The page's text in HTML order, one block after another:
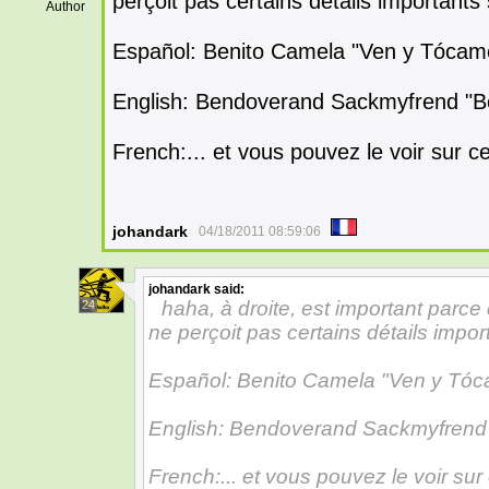
Author
Español: Benito Camela "Ven y
English: Bendoverand Sackmyfrend
French:... et vous pouvez le voir sur
johandark 04/18/2011 08:59:06
24
johandark said:
haha, à droite, est important
ne perçoit pas certains détails
Español: Benito Camela "Ven y
English: Bendoverand
French:... et vous pouvez le voir sur